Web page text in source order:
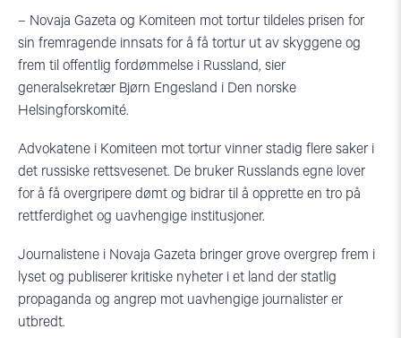
– Novaja Gazeta og Komiteen mot tortur tildeles prisen for
sin fremragende innsats for å få tortur ut av skyggene og
frem til offentlig fordømmelse i Russland, sier
generalsekretær Bjørn Engesland i Den norske
Helsingforskomité.
Advokatene i Komiteen mot tortur vinner stadig flere saker i
det russiske rettsvesenet. De bruker Russlands egne lover
for å få overgripere dømt og bidrar til å opprette en tro på
rettferdighet og uavhengige institusjoner.
Journalistene i Novaja Gazeta bringer grove overgrep frem i
lyset og publiserer kritiske nyheter i et land der statlig
propaganda og angrep mot uavhengige journalister er
utbredt.